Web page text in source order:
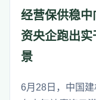
经营保供稳中
资央企跑出
景
6月28日，中国